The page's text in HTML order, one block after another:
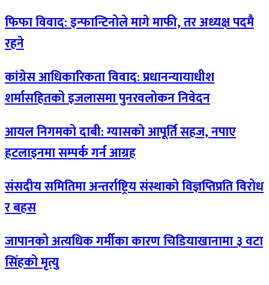
फिफा विवाद: इन्फान्टिनोले मागे माफी, तर अध्यक्ष पदमै
रहने
कांग्रेस आधिकारिकता विवाद: प्रधानन्यायाधीश
शर्मासहितको इजलासमा पुनरवलोकन निवेदन
आयल निगमको दाबी: ग्यासको आपूर्ति सहज, नपाए
हटलाइनमा सम्पर्क गर्न आग्रह
संसदीय समितिमा अन्तर्राष्ट्रिय संस्थाको विज्ञप्तिप्रति विरोध
र बहस
जापानको अत्यधिक गर्मीका कारण चिडियाखानामा ३ वटा
सिंहको मृत्यु